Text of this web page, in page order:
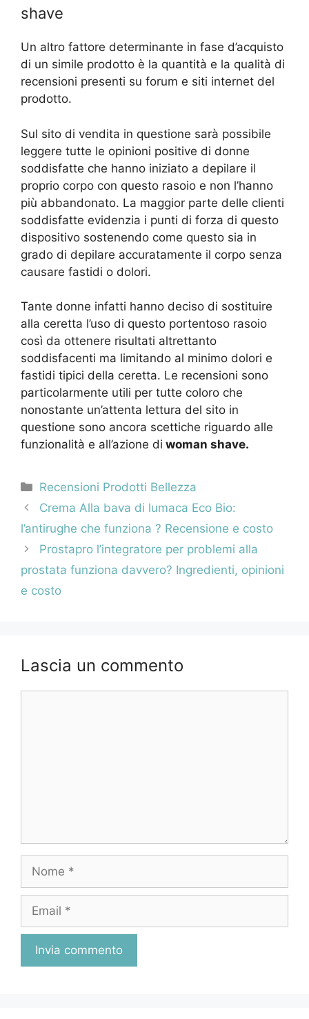
shave
Un altro fattore determinante in fase d’acquisto
di un simile prodotto è la quantità e la qualità di
recensioni presenti su forum e siti internet del
prodotto.
Sul sito di vendita in questione sarà possibile
leggere tutte le opinioni positive di donne
soddisfatte che hanno iniziato a depilare il
proprio corpo con questo rasoio e non l’hanno
più abbandonato. La maggior parte delle clienti
soddisfatte evidenzia i punti di forza di questo
dispositivo sostenendo come questo sia in
grado di depilare accuratamente il corpo senza
causare fastidi o dolori.
Tante donne infatti hanno deciso di sostituire
alla ceretta l’uso di questo portentoso rasoio
così da ottenere risultati altrettanto
soddisfacenti ma limitando al minimo dolori e
fastidi tipici della ceretta. Le recensioni sono
particolarmente utili per tutte coloro che
nonostante un’attenta lettura del sito in
questione sono ancora scettiche riguardo alle
funzionalità e all’azione di woman shave.
Categorie
Recensioni Prodotti Bellezza
Navigazione
articolo
Crema Alla bava di lumaca Eco Bio:
l’antirughe che funziona ? Recensione e costo
Prostapro l’integratore per problemi alla
prostata funziona davvero? Ingredienti, opinioni
e costo
Lascia un commento
Nome
Email